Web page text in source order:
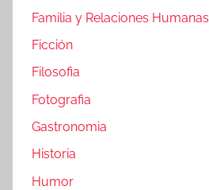
Familia y Relaciones Humanas
Ficción
Filosofia
Fotografia
Gastronomia
Historia
Humor